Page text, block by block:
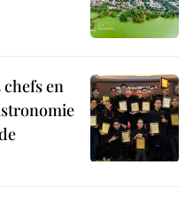
chefs en